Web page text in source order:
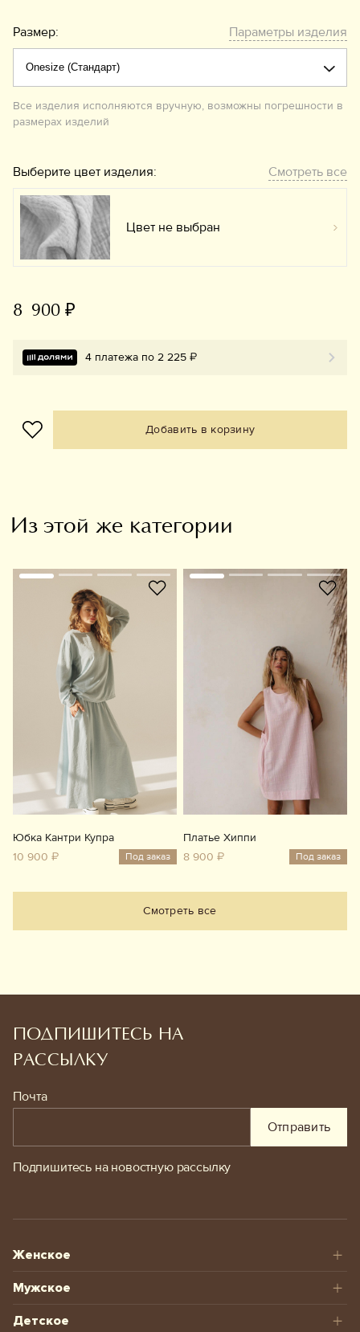
Размер: Параметры изделия
Все изделия исполняются вручную, возможны погрешности в
размерах изделий
Выберите цвет изделия: Смотреть все
Цвет не выбран
8 900 ₽
4 платежа по 2 225 ₽
Добавить в корзину
Из этой же категории
Юбка Кантри Купра
10 900 ₽
Под заказ
Платье Хиппи
8 900 ₽
Под заказ
Смотреть все
ПОДПИШИТЕСЬ НА
РАССЫЛКУ
Почта
Отправить
Подпишитесь на новостную рассылку
Женское
Мужское
Детское